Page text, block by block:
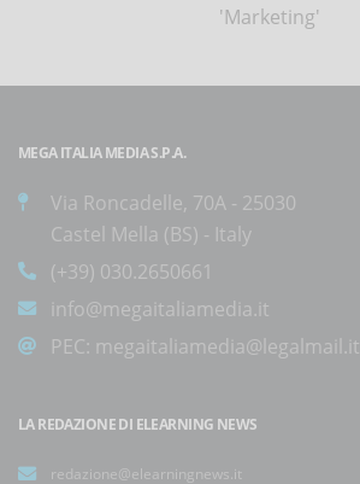
'Marketing'
MEGA ITALIA MEDIA S.P.A.
Via Roncadelle, 70A - 25030
Castel Mella (BS) - Italy
(+39) 030.2650661
info@megaitaliamedia.it
PEC: megaitaliamedia@legalmail.it
LA REDAZIONE DI ELEARNING NEWS
redazione@elearningnews.it